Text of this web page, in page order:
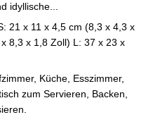
idyllische...
21 x 11 x 4,5 cm (8,3 x 4,3 x
8,3 x 1,8 Zoll) L: 37 x 23 x
Küche, Esszimmer,
zum Servieren, Backen,